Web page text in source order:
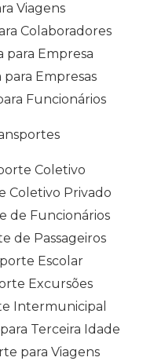
Viagens
Colaboradores
para Empresa
Empresas
Funcionários
Coletivo
Coletivo Privado
de Funcionários
de Passageiros
Escolar
Excursões
Intermunicipal
Terceira Idade
para Viagens